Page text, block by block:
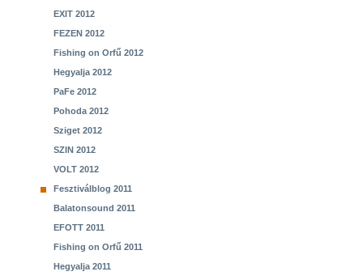
EXIT 2012
FEZEN 2012
Fishing on Orfű 2012
Hegyalja 2012
PaFe 2012
Pohoda 2012
Sziget 2012
SZIN 2012
VOLT 2012
Fesztiválblog 2011
Balatonsound 2011
EFOTT 2011
Fishing on Orfű 2011
Hegyalja 2011